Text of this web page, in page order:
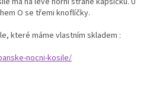
O se třemi knoflíčky.
které máme vlastním skladem :
nocni-kosile/